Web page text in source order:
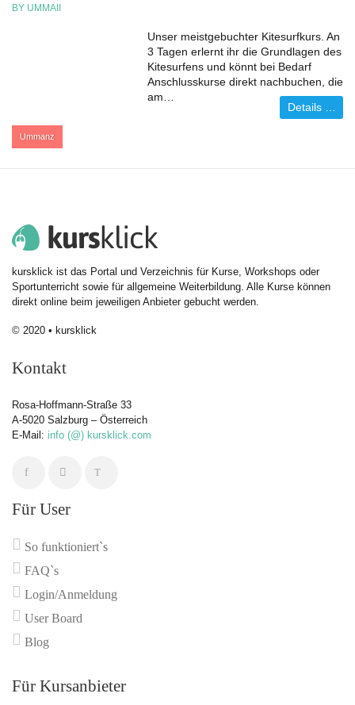
BY UMMAII
Ummanz
Unser meistgebuchter Kitesurfkurs. An
3 Tagen erlernt ihr die Grundlagen des
Kitesurfens und könnt bei Bedarf
Anschlusskurse direkt nachbuchen, die
am…
Details …
kursklick ist das Portal und Verzeichnis für Kurse, Workshops oder
Sportunterricht sowie für allgemeine Weiterbildung. Alle Kurse können
direkt online beim jeweiligen Anbieter gebucht werden.
© 2020 • kursklick
Kontakt
Rosa-Hoffmann-Straße 33
A-5020 Salzburg – Österreich
E-Mail: info (@) kursklick.com
Für User
So funktioniert`s
FAQ`s
Login/Anmeldung
User Board
Blog
Für Kursanbieter